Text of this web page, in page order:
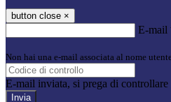
button close ×
E-mail
Non hai una e-mail associata al nome
E-mail inviata, si prega di controllare